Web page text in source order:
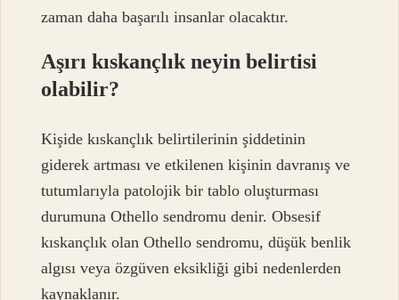
zaman daha başarılı insanlar olacaktır.
Aşırı kıskançlık neyin belirtisi
olabilir?
Kişide kıskançlık belirtilerinin şiddetinin
giderek artması ve etkilenen kişinin davranış ve
tutumlarıyla patolojik bir tablo oluşturması
durumuna Othello sendromu denir. Obsesif
kıskançlık olan Othello sendromu, düşük benlik
algısı veya özgüven eksikliği gibi nedenlerden
kaynaklanır.